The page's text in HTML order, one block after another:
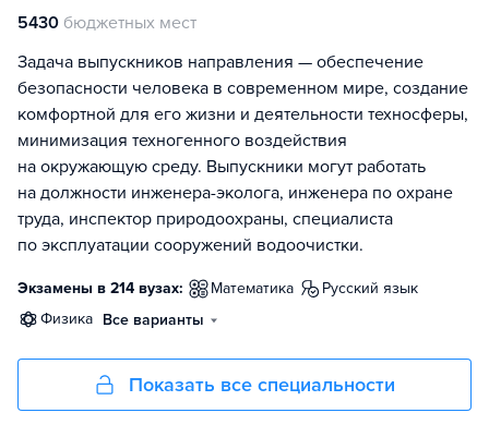
5430 бюджетных мест
Задача выпускников направления — обеспечение
безопасности человека в современном мире, создание
комфортной для его жизни и деятельности техносферы,
минимизация техногенного воздействия
на окружающую среду. Выпускники могут работать
на должности инженера-эколога, инженера по охране
труда, инспектор природоохраны, специалиста
по эксплуатации сооружений водоочистки.
Экзамены в 214 вузах: математика
русский язык
физика Все варианты
Показать все специальности